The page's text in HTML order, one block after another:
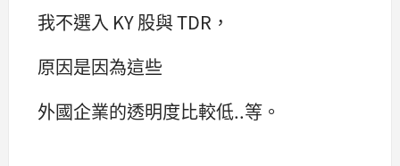
我不選入 KY 股與 TDR，
原因是因為這些
外國企業的透明度比較低..等。